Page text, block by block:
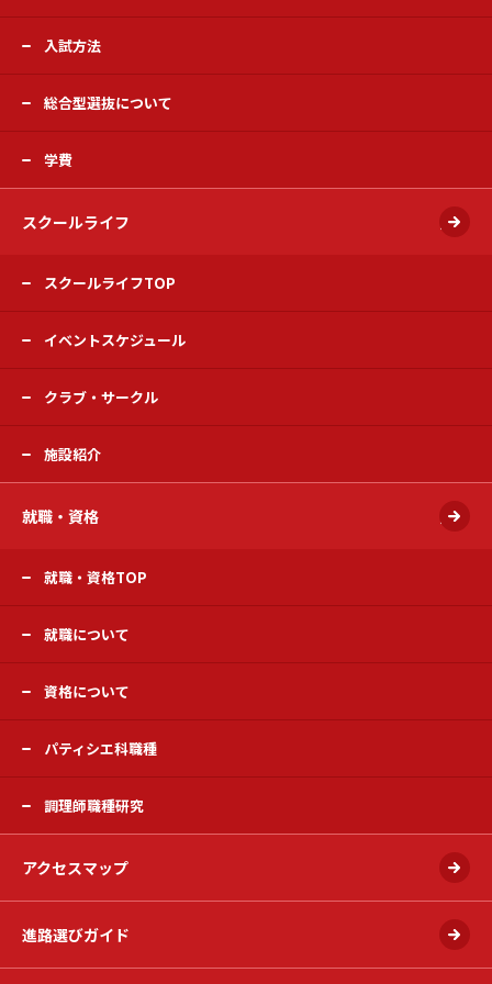
入試方法
総合型選抜について
学費
スクールライフ 開く
スクールライフTOP
イベントスケジュール
クラブ・サークル
施設紹介
就職・資格 開く
就職・資格TOP
就職について
資格について
パティシエ科職種
調理師職種研究
アクセスマップ
進路選びガイド